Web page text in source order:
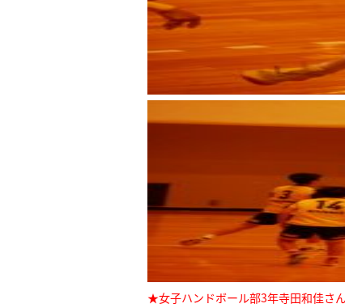
★女子ハンドボール部3年寺田和佳さ